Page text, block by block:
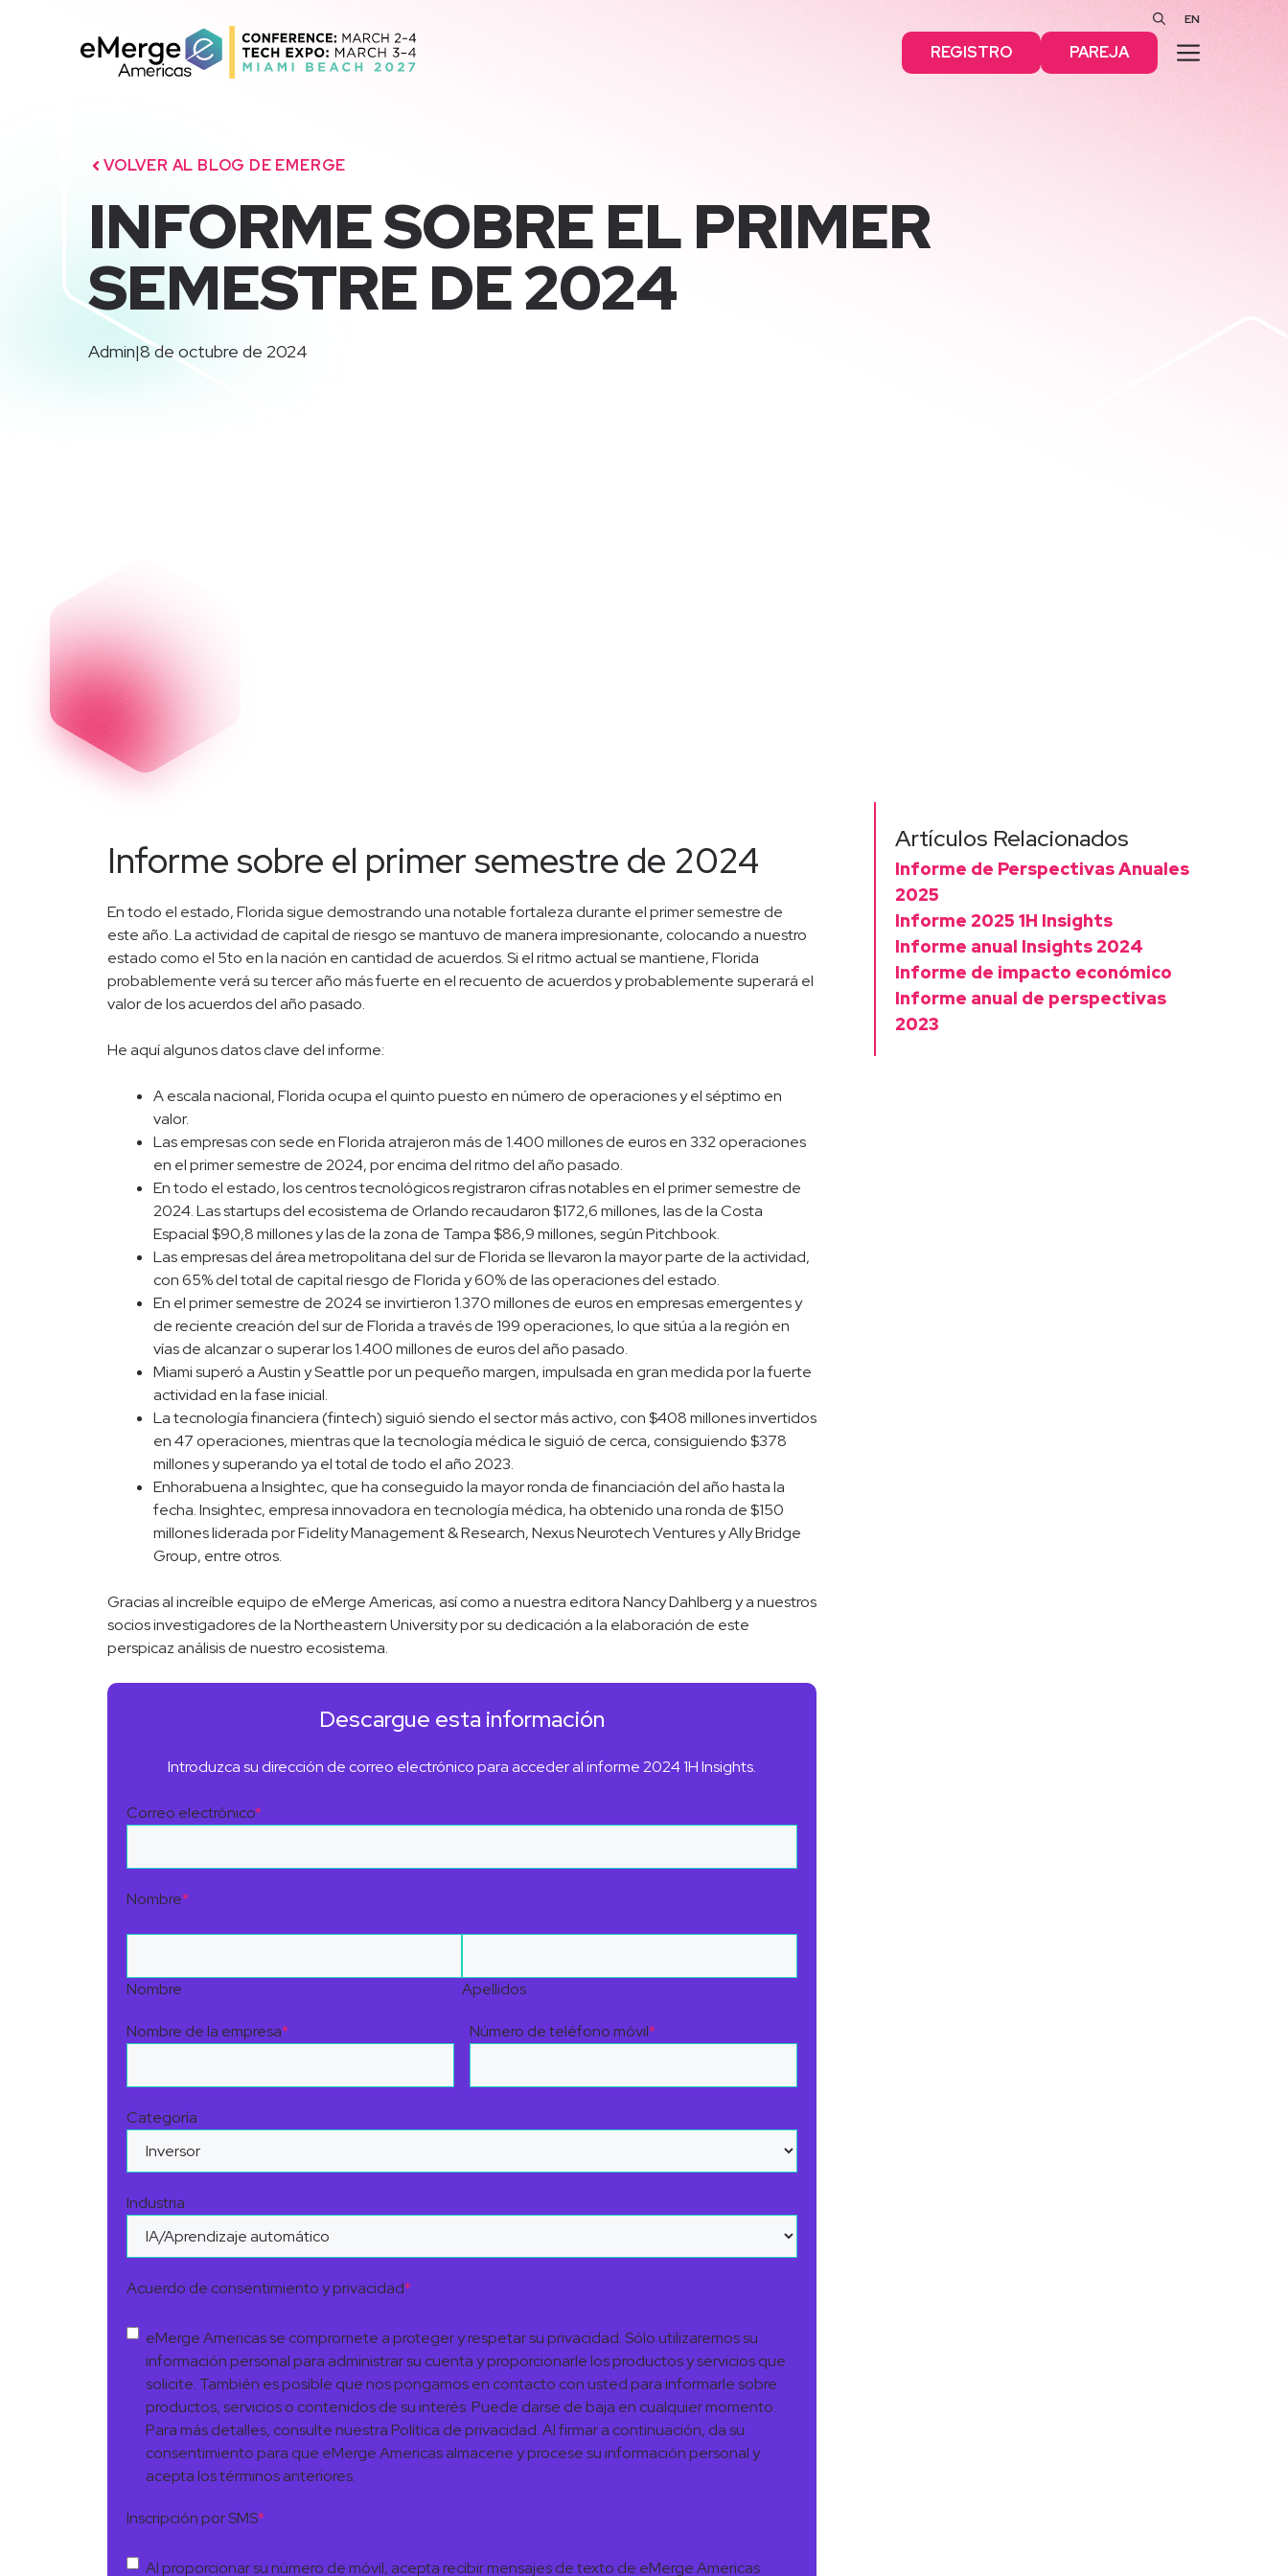
EN
REGISTRO PAREJA MENÚ
VOLVER AL BLOG DE EMERGE
INFORME SOBRE EL PRIMER
SEMESTRE DE 2024
Admin|8 de octubre de 2024
Informe sobre el primer semestre de 2024
En todo el estado, Florida sigue demostrando una notable fortaleza durante el primer semestre de
este año. La actividad de capital de riesgo se mantuvo de manera impresionante, colocando a nuestro
estado como el 5to en la nación en cantidad de acuerdos. Si el ritmo actual se mantiene, Florida
probablemente verá su tercer año más fuerte en el recuento de acuerdos y probablemente superará el
valor de los acuerdos del año pasado.
He aquí algunos datos clave del informe:
A escala nacional, Florida ocupa el quinto puesto en número de operaciones y el séptimo en
valor.
Las empresas con sede en Florida atrajeron más de 1.400 millones de euros en 332 operaciones
en el primer semestre de 2024, por encima del ritmo del año pasado.
En todo el estado, los centros tecnológicos registraron cifras notables en el primer semestre de
2024. Las startups del ecosistema de Orlando recaudaron $172,6 millones, las de la Costa
Espacial $90,8 millones y las de la zona de Tampa $86,9 millones, según Pitchbook.
Las empresas del área metropolitana del sur de Florida se llevaron la mayor parte de la actividad,
con 65% del total de capital riesgo de Florida y 60% de las operaciones del estado.
En el primer semestre de 2024 se invirtieron 1.370 millones de euros en empresas emergentes y
de reciente creación del sur de Florida a través de 199 operaciones, lo que sitúa a la región en
vías de alcanzar o superar los 1.400 millones de euros del año pasado.
Miami superó a Austin y Seattle por un pequeño margen, impulsada en gran medida por la fuerte
actividad en la fase inicial.
La tecnología financiera (fintech) siguió siendo el sector más activo, con $408 millones invertidos
en 47 operaciones, mientras que la tecnología médica le siguió de cerca, consiguiendo $378
millones y superando ya el total de todo el año 2023.
Enhorabuena a Insightec, que ha conseguido la mayor ronda de financiación del año hasta la
fecha. Insightec, empresa innovadora en tecnología médica, ha obtenido una ronda de $150
millones liderada por Fidelity Management & Research, Nexus Neurotech Ventures y Ally Bridge
Group, entre otros.
Gracias al increíble equipo de eMerge Americas, así como a nuestra editora Nancy Dahlberg y a nuestros
socios investigadores de la Northeastern University por su dedicación a la elaboración de este
perspicaz análisis de nuestro ecosistema.
Descargue esta información
Introduzca su dirección de correo electrónico para acceder al informe 2024 1H Insights.
Correo electrónico*
Nombre*
Nombre Apellidos
Nombre de la empresa* Número de teléfono móvil*
Categoría
Industria
Acuerdo de consentimiento y privacidad*
eMerge Americas se compromete a proteger y respetar su privacidad. Sólo utilizaremos su
información personal para administrar su cuenta y proporcionarle los productos y servicios que
solicite. También es posible que nos pongamos en contacto con usted para informarle sobre
productos, servicios o contenidos de su interés. Puede darse de baja en cualquier momento.
Para más detalles, consulte nuestra Política de privacidad. Al firmar a continuación, da su
consentimiento para que eMerge Americas almacene y procese su información personal y
acepta los términos anteriores.
Inscripción por SMS*
Al proporcionar su número de móvil, acepta recibir mensajes de texto de eMerge Americas
Artículos Relacionados
Informe de Perspectivas Anuales
2025
Informe 2025 1H Insights
Informe anual Insights 2024
Informe de impacto económico
Informe anual de perspectivas
2023